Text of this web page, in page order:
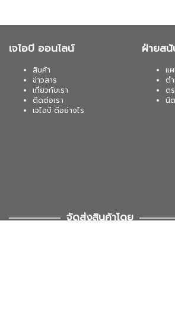
เจไอบี ออนไลน์
สินค้า
ข่าวสาร
เกี่ยวกับเรา
ติดต่อเรา
เจไอบี ดีอย่างไร
ฝ่ายส
แ
ต
ต
นิ
จัดส่งสินค้าโดย